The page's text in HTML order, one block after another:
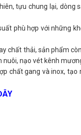
tựu chung lại, dòng
phù hợp với những
chất thải, sản phẩm
nạo vét kênh
chất gang và inox, tạo